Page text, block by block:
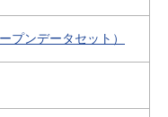
プンデータセット）